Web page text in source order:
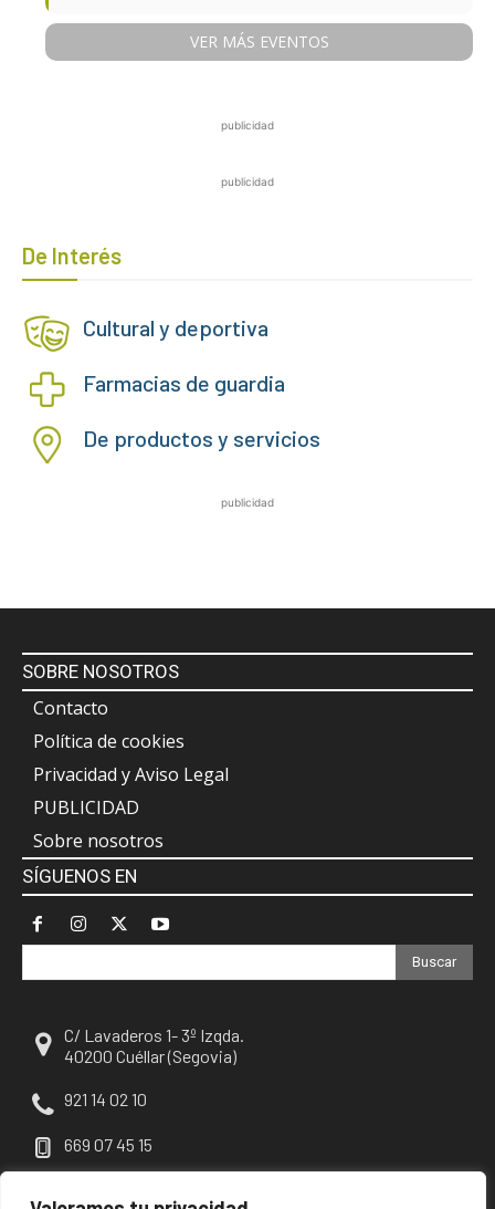
VER MÁS EVENTOS
publicidad
publicidad
De Interés
Cultural y deportiva
Farmacias de guardia
De productos y servicios
publicidad
SOBRE NOSOTROS
Contacto
Política de cookies
Privacidad y Aviso Legal
PUBLICIDAD
Sobre nosotros
SÍGUENOS EN
Buscar
C/ Lavaderos 1- 3º Izqda.
40200 Cuéllar (Segovia)
921 14 02 10
669 07 45 15